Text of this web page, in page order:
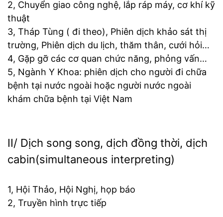
2, Chuyển giao công nghệ, lắp ráp máy, cơ khí kỹ
thuật
3, Tháp Tùng ( đi theo), Phiên dịch khảo sát thị
trường, Phiên dịch du lịch, thăm thân, cưới hỏi…
4, Gặp gỡ các cơ quan chức năng, phỏng vấn…
5, Ngành Y Khoa: phiên dịch cho người đi chữa
bệnh tại nước ngoài hoặc người nước ngoài
khám chữa bệnh tại Việt Nam
II/ Dịch song song, dịch đồng thời, dịch
cabin(simultaneous interpreting)
1, Hội Thảo, Hội Nghị, họp báo
2, Truyền hình trực tiếp